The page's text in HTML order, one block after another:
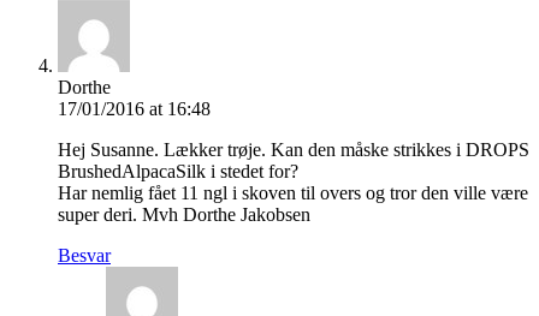
Dorthe
17/01/2016 at 16:48
Hej Susanne. Lækker trøje. Kan den måske strikkes i DROPS
BrushedAlpacaSilk i stedet for?
Har nemlig fået 11 ngl i skoven til overs og tror den ville være
super deri. Mvh Dorthe Jakobsen
Besvar